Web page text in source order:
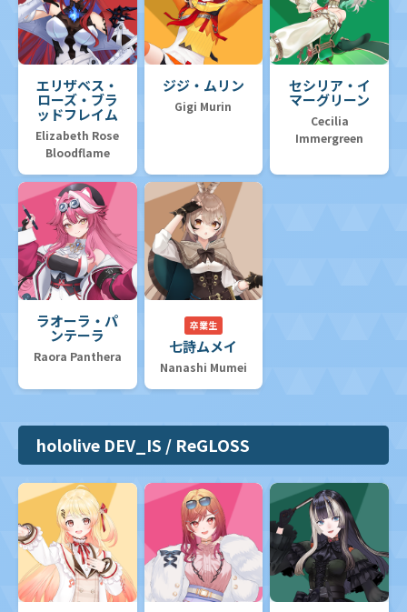
エリザベス・
ローズ・ブラ
ッドフレイム
Elizabeth Rose
Bloodflame
ジジ・ムリン
Gigi Murin
セシリア・イ
マーグリーン
Cecilia
Immergreen
ラオーラ・パ
ンテーラ
Raora Panthera
卒業生
七詩ムメイ
Nanashi Mumei
hololive DEV_IS / ReGLOSS